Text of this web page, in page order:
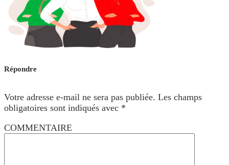
Répondre
Votre adresse e-mail ne sera pas publiée. Les champs
obligatoires sont indiqués avec *
COMMENTAIRE